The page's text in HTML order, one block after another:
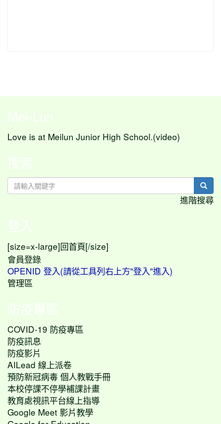
Mei-Lun
Love is at Meilun Junior High School.(video)
搜索
進階搜尋
登入
[size=x-large] 回首頁[/size]
會員登錄
OPENID 登入(請從工具列右上方"登入"進入)
管理區
防疫專區
COVID-19 防疫專區
防疫訊息
防疫影片
AILead 線上派卷
預防新冠病毒 個人教戰手冊
本校停課不停學補課計畫
教育處視訊平台線上指導
Google Meet 影片教學